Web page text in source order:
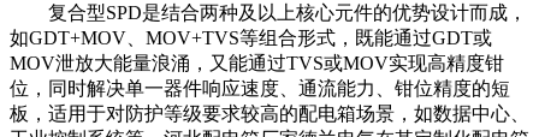
复合型SPD是结合两种及以上核心元件的优势设计而成，
如GDT+MOV、MOV+TVS等组合形式，既能通过GDT或
MOV泄放大能量浪涌，又能通过TVS或MOV实现高精度钳
位，同时解决单一器件响应速度、通流能力、钳位精度的短
板，适用于对防护等级要求较高的配电箱场景，如数据中心、